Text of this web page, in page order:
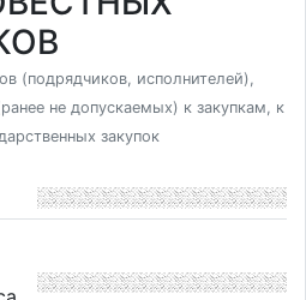
(подрядчиков, исполнителей),
не допускаемых) к закупкам, к
закупок